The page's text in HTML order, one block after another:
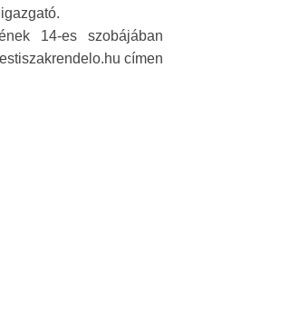
14-es szobájában
címen